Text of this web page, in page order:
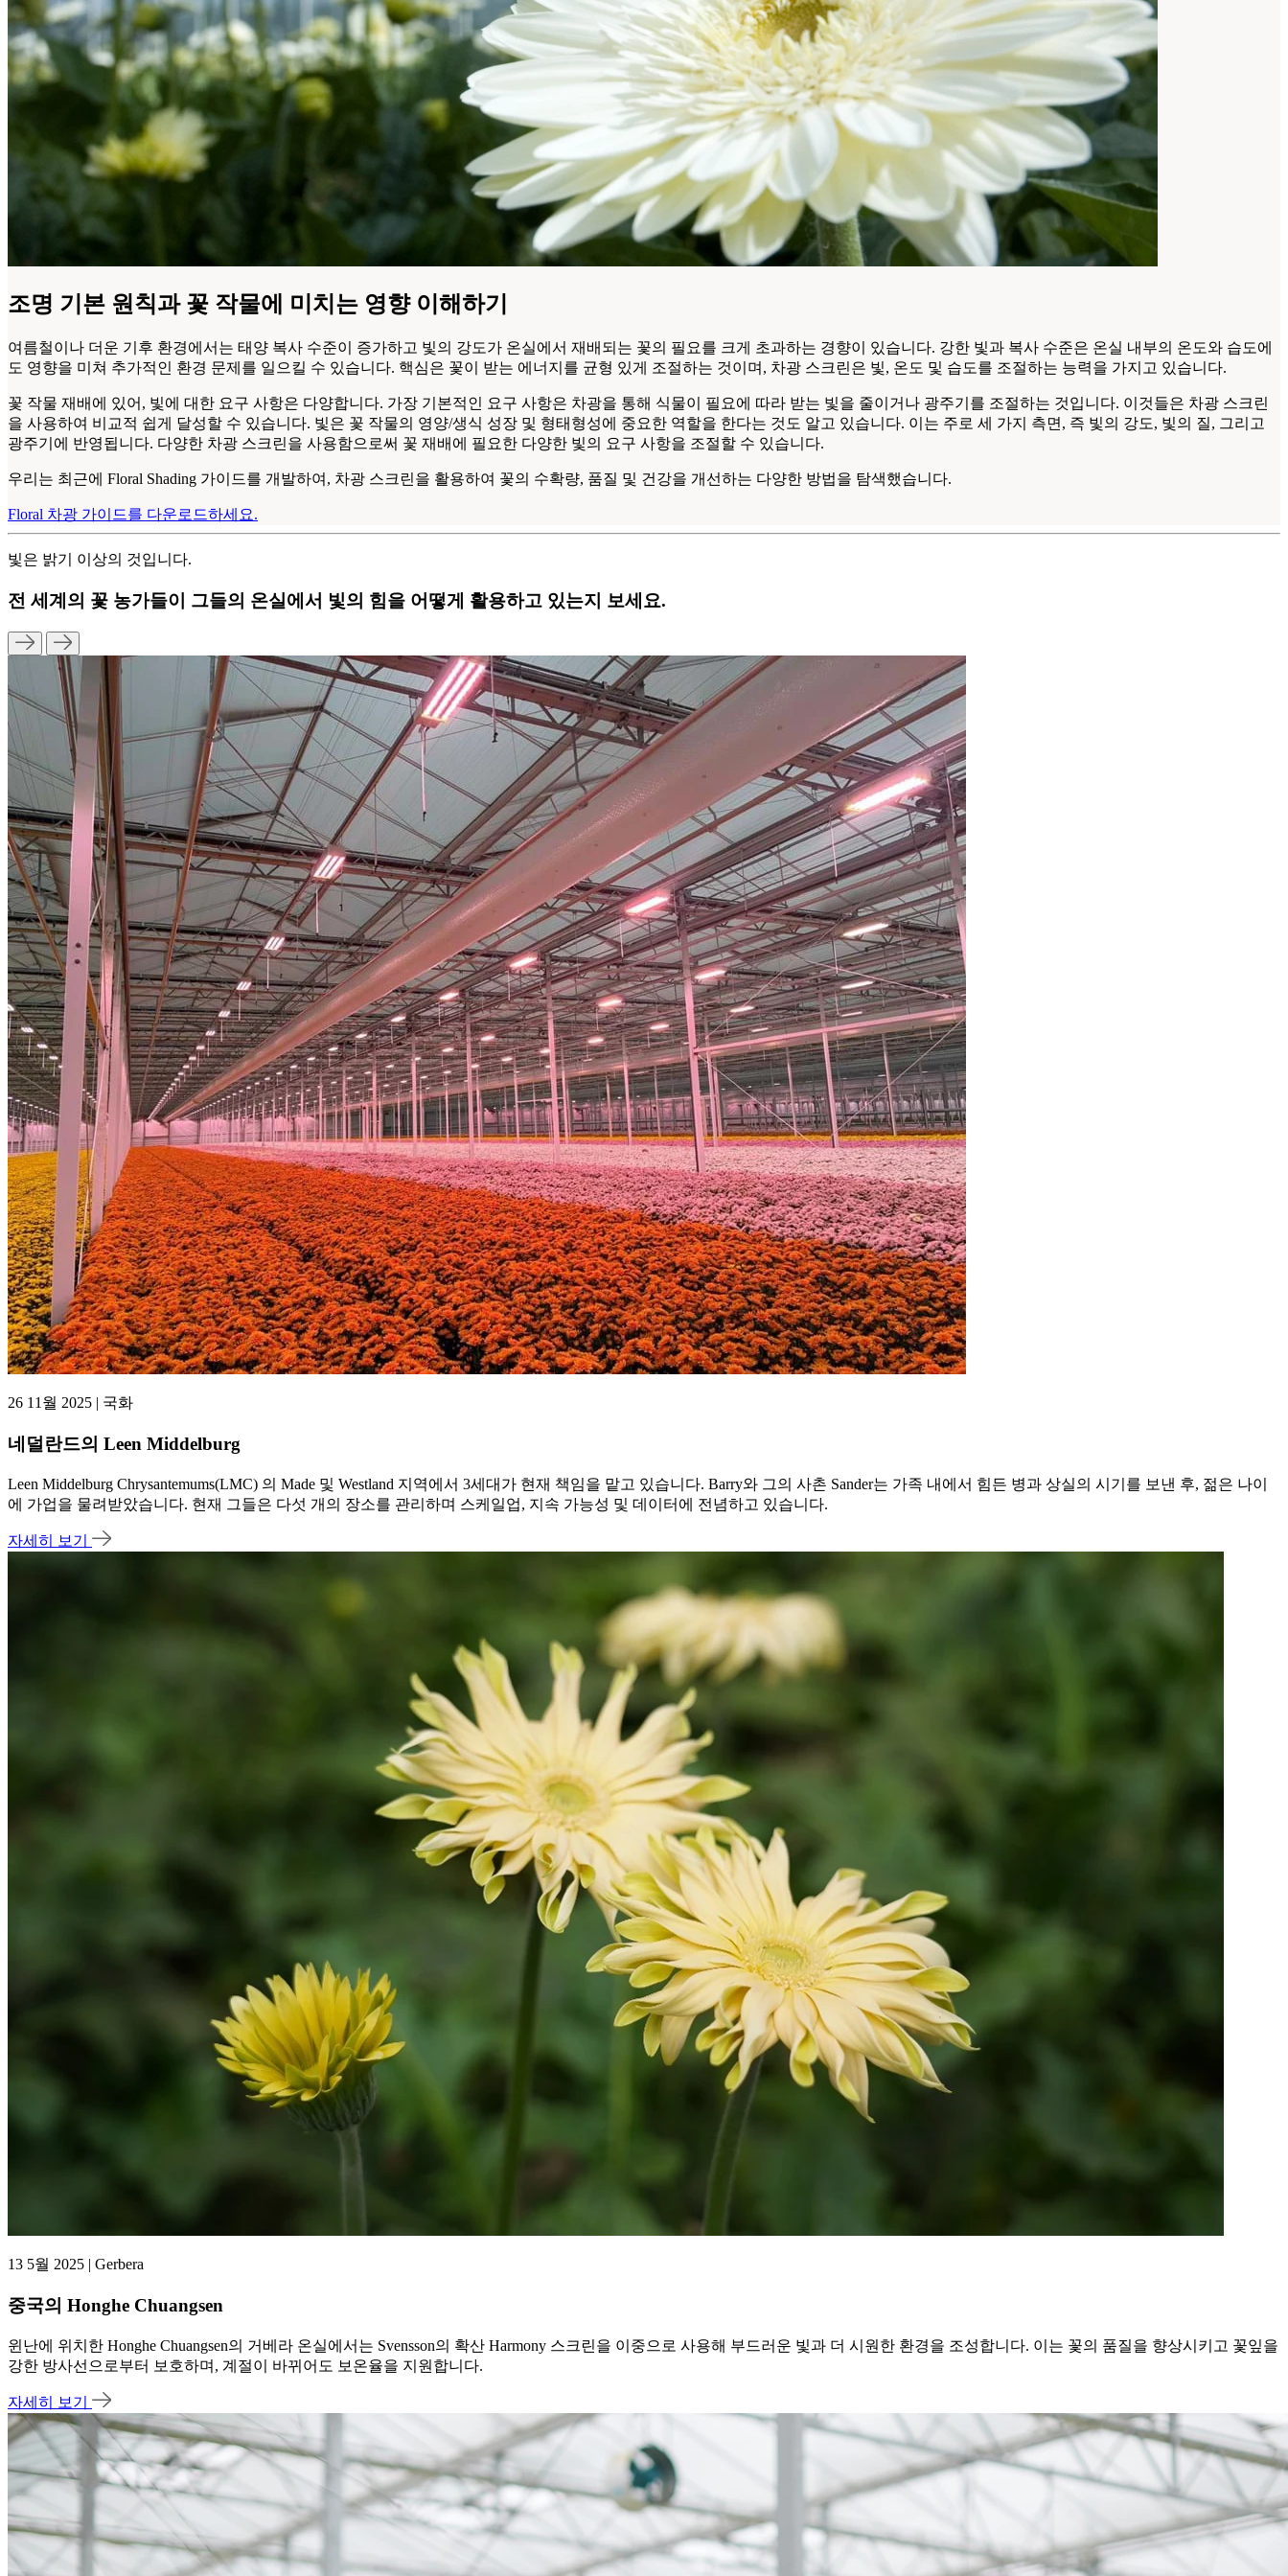
조명 기본 원칙과 꽃 작물에 미치는 영향 이해하기
여름철이나 더운 기후 환경에서는 태양 복사 수준이 증가하고 빛의 강도가 온실에서 재배되는 꽃의 필요를 크게 초과하는 경향이 있습니다. 강한 빛과 복사 수준은 온실 내부의 온도와 습도에
도 영향을 미쳐 추가적인 환경 문제를 일으킬 수 있습니다. 핵심은 꽃이 받는 에너지를 균형 있게 조절하는 것이며, 차광 스크린은 빛, 온도 및 습도를 조절하는 능력을 가지고 있습니다.
꽃 작물 재배에 있어, 빛에 대한 요구 사항은 다양합니다. 가장 기본적인 요구 사항은 차광을 통해 식물이 필요에 따라 받는 빛을 줄이거나 광주기를 조절하는 것입니다. 이것들은 차광 스크린
을 사용하여 비교적 쉽게 달성할 수 있습니다. 빛은 꽃 작물의 영양/생식 성장 및 형태형성에 중요한 역할을 한다는 것도 알고 있습니다. 이는 주로 세 가지 측면, 즉 빛의 강도, 빛의 질, 그리고
광주기에 반영됩니다. 다양한 차광 스크린을 사용함으로써 꽃 재배에 필요한 다양한 빛의 요구 사항을 조절할 수 있습니다.
우리는 최근에 Floral Shading 가이드를 개발하여, 차광 스크린을 활용하여 꽃의 수확량, 품질 및 건강을 개선하는 다양한 방법을 탐색했습니다.
Floral 차광 가이드를 다운로드하세요.
빛은 밝기 이상의 것입니다.
전 세계의 꽃 농가들이 그들의 온실에서 빛의 힘을 어떻게 활용하고 있는지 보세요.
26 11월 2025 | 국화
네덜란드의 Leen Middelburg
Leen Middelburg Chrysantemums(LMC) 의 Made 및 Westland 지역에서 3세대가 현재 책임을 맡고 있습니다. Barry와 그의 사촌 Sander는 가족 내에서 힘든 병과 상실의 시기를 보낸 후, 젊은 나이
에 가업을 물려받았습니다. 현재 그들은 다섯 개의 장소를 관리하며 스케일업, 지속 가능성 및 데이터에 전념하고 있습니다.
자세히 보기
13 5월 2025 | Gerbera
중국의 Honghe Chuangsen
윈난에 위치한 Honghe Chuangsen의 거베라 온실에서는 Svensson의 확산 Harmony 스크린을 이중으로 사용해 부드러운 빛과 더 시원한 환경을 조성합니다. 이는 꽃의 품질을 향상시키고 꽃잎을
강한 방사선으로부터 보호하며, 계절이 바뀌어도 보온율을 지원합니다.
자세히 보기